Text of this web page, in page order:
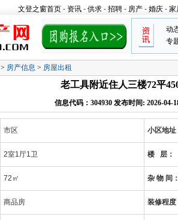
文登之窗首页 - 资讯 - 供求 - 招聘 - 房产 - 婚庆 - 家
动
专
> 房产信息 > 房屋出租
老工具附近住人三楼72平
信息代码：304930 发布时间: 2026-04-
市区 小区地址
2室1厅1卫 楼 层：
72 ㎡ 杂 物 间
商品房 装修程度